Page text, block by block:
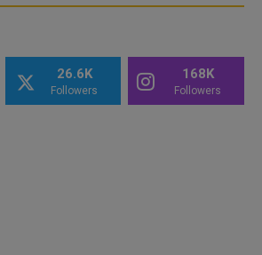
26.6K
Followers
168K
Followers